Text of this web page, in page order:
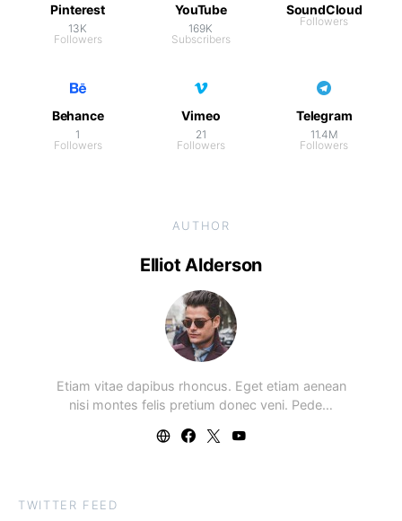
Pinterest
13K
Followers
YouTube
169K
Subscribers
SoundCloud
Followers
Behance
1
Followers
Vimeo
21
Followers
Telegram
11.4M
Followers
AUTHOR
Elliot Alderson
Etiam vitae dapibus rhoncus. Eget etiam aenean
nisi montes felis pretium donec veni. Pede…
TWITTER FEED